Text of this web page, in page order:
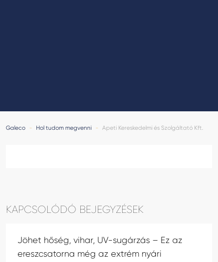
Galeco - Hol tudom megvenni - Apeti Kereskedelmi és Szolgáltató Kft.
KAPCSOLÓDÓ BEJEGYZÉSEK
Jöhet hőség, vihar, UV-sugárzás – Ez az
ereszcsatorna még az extrém nyári